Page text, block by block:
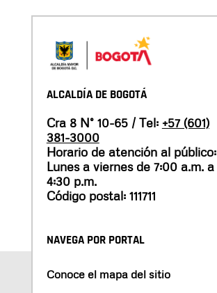
ALCALDÍA DE BOGOTÁ
Cra 8 N° 10-65 / Tel: +57 (601)
381-3000
Horario de atención al público:
Lunes a viernes de 7:00 a.m. a
4:30 p.m.
Código postal: 111711
NAVEGA POR PORTAL
Conoce el mapa del sitio